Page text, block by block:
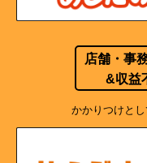
店舗・事
&収益
かかりつけと